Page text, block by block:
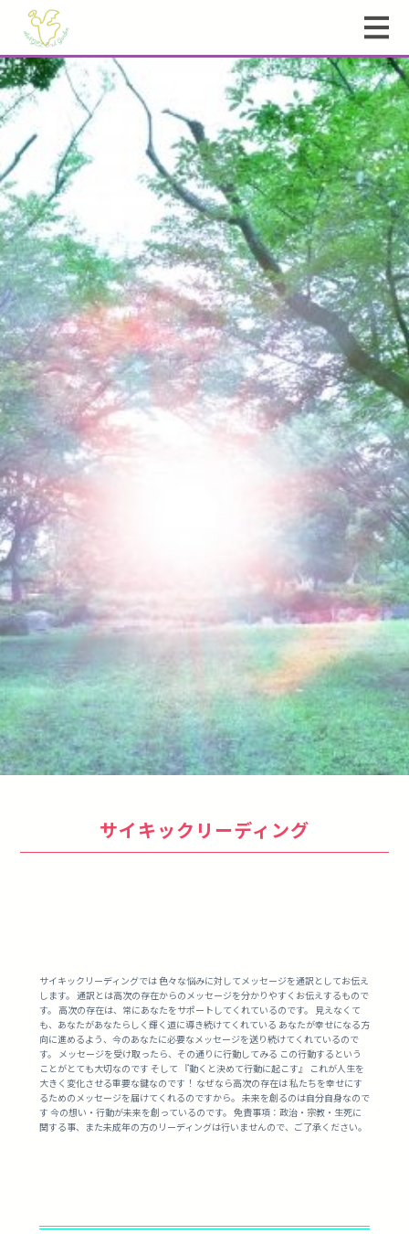
サイキックリーディング
サイキックリーディングでは 色々な悩みに対してメッセージを通訳としてお伝え
します。 通訳とは高次の存在からのメッセージを分かりやすくお伝えするもので
す。 高次の存在は、常にあなたをサポートしてくれているのです。 見えなくて
も、あなたがあなたらしく輝く道に導き続けてくれている あなたが幸せになる方
向に進めるよう、今のあなたに必要なメッセージを送り続けてくれているので
す。 メッセージを受け取ったら、その通りに行動してみる この行動するという
ことがとても大切なのです そして 『動くと決めて行動に起こす』 これが人生を
大きく変化させる重要な鍵なのです！ なぜなら高次の存在は 私たちを幸せにす
るためのメッセージを届けてくれるのですから。 未来を創るのは自分自身なので
す 今の想い・行動が未来を創っているのです。 免責事項：政治・宗教・生死に
関する事、また未成年の方のリーディングは行いませんので、ご了承ください。